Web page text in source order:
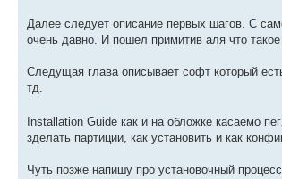
Далее следует описание первых шагов. С
очень давно. И пошел примитив аля что
Следущая глава описывает софт который
тд.
Installation Guide как и на обложке касаемо
зделать партиции, как установить и как
Чуть позже напишу про установочный